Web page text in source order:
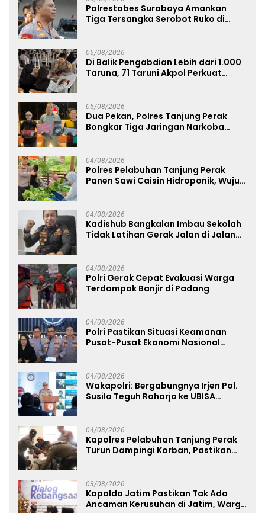
Polrestabes Surabaya Amankan
Tiga Tersangka Serobot Ruko di
05/08/2026
Di Balik Pengabdian Lebih dari 1.000
Taruna, 71 Taruni Akpol Perkuat
05/08/2026
Dua Pekan, Polres Tanjung Perak
Bongkar Tiga Jaringan Narkoba
04/08/2026
Polres Pelabuhan Tanjung Perak
Panen Sawi Caisin Hidroponik, Wujud
04/08/2026
Kadishub Bangkalan Imbau Sekolah
Tidak Latihan Gerak Jalan di Jalan
04/08/2026
Polri Gerak Cepat Evakuasi Warga
Terdampak Banjir di Padang
04/08/2026
Polri Pastikan Situasi Keamanan
Pusat-Pusat Ekonomi Nasional
04/08/2026
Wakapolri: Bergabungnya Irjen Pol.
Susilo Teguh Raharjo ke UBISA
04/08/2026
Kapolres Pelabuhan Tanjung Perak
Turun Dampingi Korban, Pastikan
03/08/2026
Kapolda Jatim Pastikan Tak Ada
Ancaman Kerusuhan di Jatim, Warga